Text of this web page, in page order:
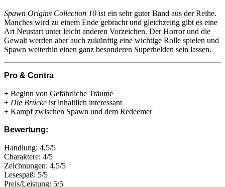
Spawn Origins Collection 10 ist ein sehr guter Band aus der Reihe.
Manches wird zu einem Ende gebracht und gleichzeitig gibt es eine
Art Neustart unter leicht anderen Vorzeichen. Der Horror und die
Gewalt werden aber auch zukünftig eine wichtige Rolle spielen und
Spawn weiterhin einen ganz besonderen Superhelden sein lassen.
Pro & Contra
+ Beginn von Gefährliche Träume
+ Die Brücke ist inhaltlich interessant
+ Kampf zwischen Spawn und dem Redeemer
Bewertung:
Handlung: 4,5/5
Charaktere: 4/5
Zeichnungen: 4,5/5
Lesespaß: 5/5
Preis/Leistung: 5/5